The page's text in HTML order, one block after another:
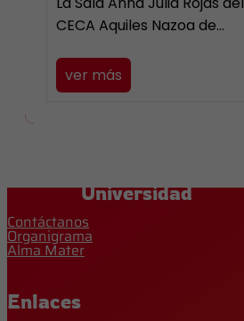
CECA Aquiles Nazoa de…
ver más
Universidad
Contáctanos
Organigrama
Alma Mater
Enlaces